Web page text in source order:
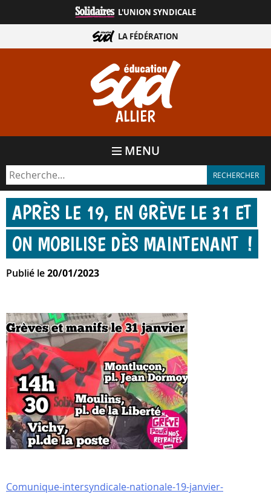
directement
contenu
ALLIER
L'UNION SYNDICALE
LA FÉDÉRATION
MENU
APRÈS LE 19, EN GRÈVE LE 31 ET
ON MOBILISE DÈS MAINTENANT !
Publié le20/01/2023
Comunique-intersyndicale-nationale-19-janvier-